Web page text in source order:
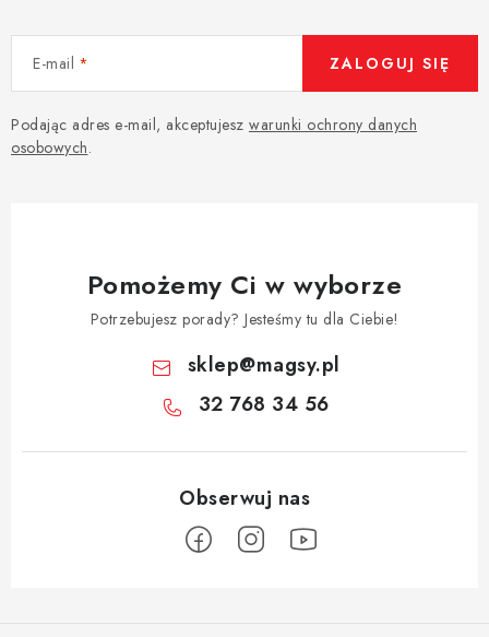
E-mail
Podając adres e-mail, akceptujesz warunki ochrony danych
osobowych.
ZALOGUJ SIĘ
Pomożemy Ci w wyborze
Potrzebujesz porady? Jesteśmy tu dla Ciebie!
sklep@magsy.pl
32 768 34 56